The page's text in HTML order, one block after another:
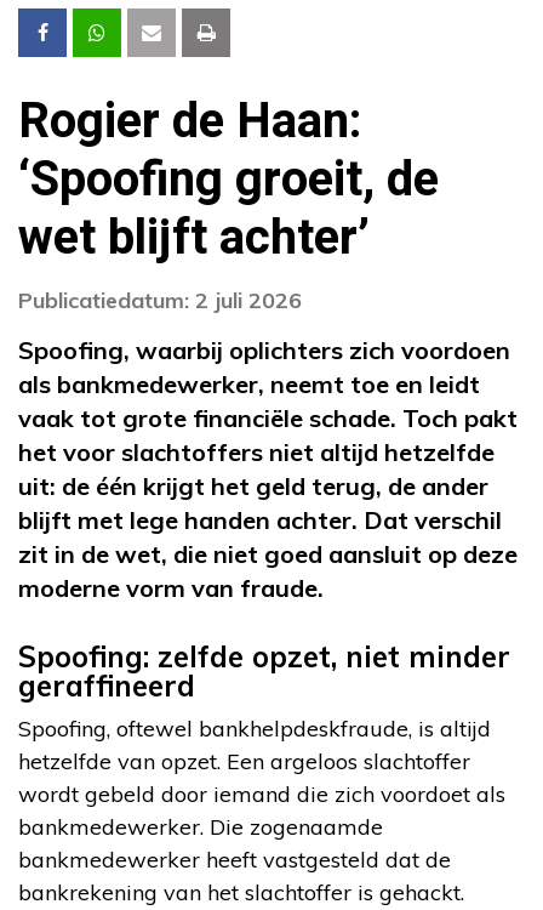
Rogier de Haan:
‘Spoofing groeit, de
wet blijft achter’
Publicatiedatum: 2 juli 2026
Spoofing, waarbij oplichters zich voordoen
als bankmedewerker, neemt toe en leidt
vaak tot grote financiële schade. Toch pakt
het voor slachtoffers niet altijd hetzelfde
uit: de één krijgt het geld terug, de ander
blijft met lege handen achter. Dat verschil
zit in de wet, die niet goed aansluit op deze
moderne vorm van fraude.
Spoofing: zelfde opzet, niet minder
geraffineerd
Spoofing, oftewel bankhelpdeskfraude, is altijd
hetzelfde van opzet. Een argeloos slachtoffer
wordt gebeld door iemand die zich voordoet als
bankmedewerker. Die zogenaamde
bankmedewerker heeft vastgesteld dat de
bankrekening van het slachtoffer is gehackt.